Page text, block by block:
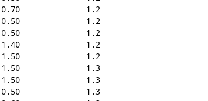
1.2
1.2
1.2
1.2
1.2
1.3
1.3
1.3